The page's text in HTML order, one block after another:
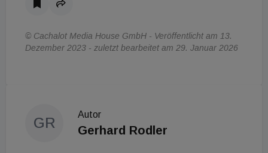
© Cachalot Media House GmbH - Veröffentlicht am 13.
Dezember 2023 - zuletzt bearbeitet am 29. Januar 2026
GR
Autor
Gerhard Rodler